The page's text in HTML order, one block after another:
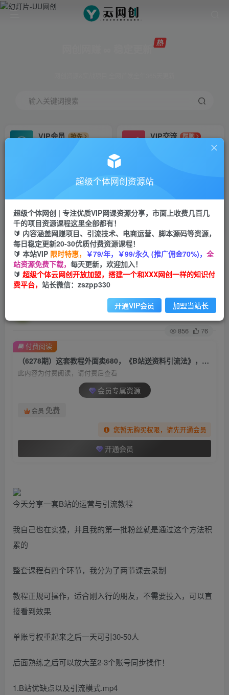
输入关键词搜索
VIP会员
抢先
VIP交流
群聊
研究探讨更多创业项目路子。
会员专属推广链接
招募站长
挂机
项目
脚本卡密
APP下载
GO
首页 创业课程 会员专属 正文
（6278期）这套教程外面卖680，《B站送资料引
流法》，单账号一天30-50加，简单有效！
关注 私信
856 76
（6278期）这套教程外面卖680，《B站送资料引流法》，单账号一天30-50加，简单有效！
此内容为付费阅读，请付费后查看
会员专属资源
会员 免费
您暂无购买权限，请先开通会员
开通会员
付费阅读
今天分享一套B站的运营与引流教程
我自己也在实操，并且我的第一批粉丝就是通过这个方法积
累的
整套课程有四个环节，我分为了两节课去录制
教程正规可操作，适合刚入行的朋友，不需要投入，可以直
接看到效果
单账号权重起来之后一天可引30-50人
后面熟练之后可以放大至2-3个账号同步操作！
1.B站优缺点以及引流模式.mp4
超级个体网创资源站
超级个体网创 | 专注优质VIP网课资源分享，市面上收费几百几
千的项目资源课程这里全部都有！
🔰 内容涵盖网赚项目、引流技术、电商运营、脚本源码等资源，
每日稳定更新20-30优质付费资源课程！
🔰 本站VIP 限时特惠， ￥79/年，￥99/永久 (推广佣金70%)， 全
站资源免费下载， 每天更新，欢迎加入！
🔰 超级个体云网创开放加盟，搭建一个和XXX网创一样的知识付
费平台， 站长微信：zszpp330
开通VIP会员 加盟当站长